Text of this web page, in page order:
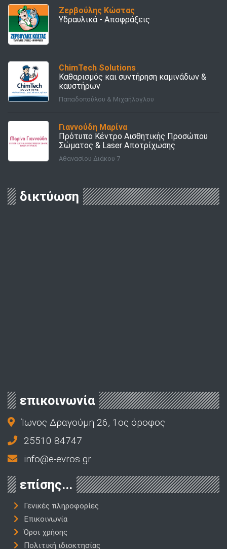
Ζερβούλης Κώστας
Υδραυλικά - Αποφράξεις
ChimTech Solutions
Καθαρισμός και συντήρηση καμινάδων &
καυστήρων
Παπαδοπούλου & Μιχαήλογλου
Γιαννούδη Μαρίνα
Πρότυπο Κέντρο Αισθητικής Προσώπου
Σώματος & Laser Aποτρίχωσης
Αθανασίου Διάκου 7
δικτύωση
επικοινωνία
Ίωνος Δραγούμη 26, 1ος όροφος
25510 84747
info@e-evros.gr
επίσης...
Γενικές πληροφορίες
Επικοινωνία
Όροι χρήσης
Πολιτική ιδιοκτησίας